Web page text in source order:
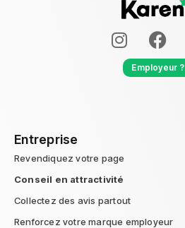
Employeur ?
Entreprise
Revendiquez votre page
Conseil en attractivité
Collectez des avis partout
Renforcez votre marque employeur